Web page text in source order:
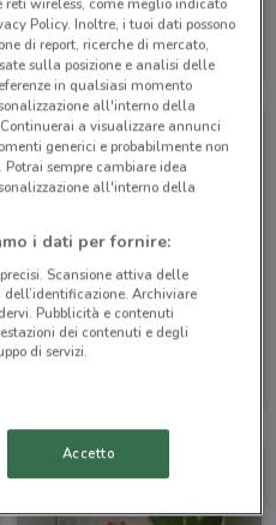
Alpitour
Scade il 31/10 285 m
Alpitour
Policy. Inoltre, i tuoi dati possono
di report, ricerche di mercato,
sulla posizione e analisi delle
in qualsiasi momento
all'interno della
a visualizzare annunci
generici e probabilmente non
sempre cambiare idea
all'interno della
i dati per fornire:
Scansione attiva delle
Archiviare
Pubblicità e contenuti
dei contenuti e degli
di servizi.
Accetto